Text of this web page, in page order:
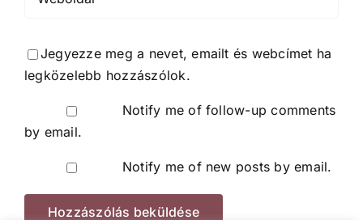
Jegyezze meg a nevet, emailt és webcímet ha
legközelebb hozzászólok.
Notify me of follow-up comments
by email.
Notify me of new posts by email.